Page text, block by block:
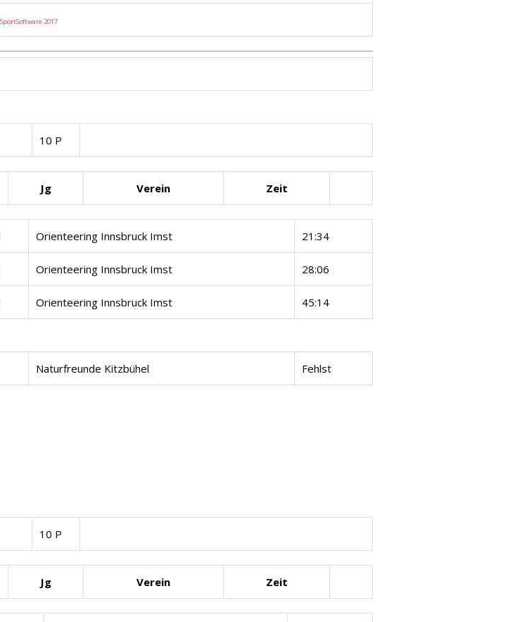
2017
10 P
Jg Verein Zeit
Orienteering Innsbruck Imst 21:34
Orienteering Innsbruck Imst 28:06
Orienteering Innsbruck Imst 45:14
Naturfreunde Kitzbühel Fehlst
10 P
Jg Verein Zeit